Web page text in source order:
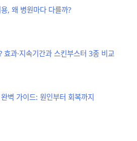
, 왜 병원마다 다를까?
효과·지속기간과 스킨부스터 3종 비교
벽 가이드: 원인부터 회복까지